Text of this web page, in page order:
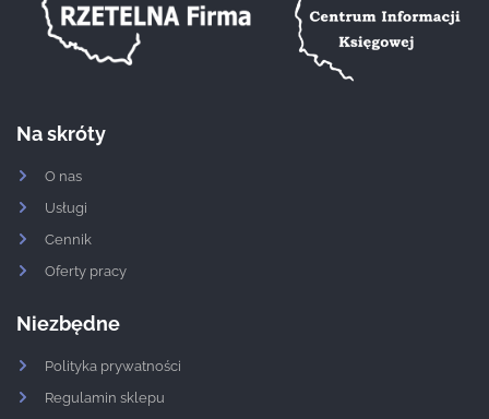
Na skróty
O nas
Usługi
Cennik
Oferty pracy
Niezbędne
Polityka prywatności
Regulamin sklepu